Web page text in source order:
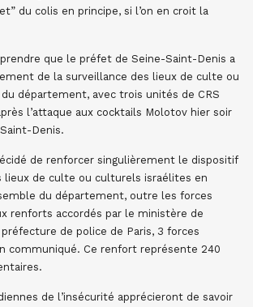
du colis en principe, si l’on en croit la
que le préfet de Seine-Saint-Denis a
de la surveillance des lieux de culte ou
département, avec trois unités de CRS
l’attaque aux cocktails Molotov hier soir
Denis.
de renforcer singulièrement le dispositif
lieux de culte ou culturels israélites en
du département, outre les forces
renforts accordés par le ministère de
préfecture de police de Paris, 3 forces
communiqué. Ce renfort représente 240
de l’insécurité apprécieront de savoir